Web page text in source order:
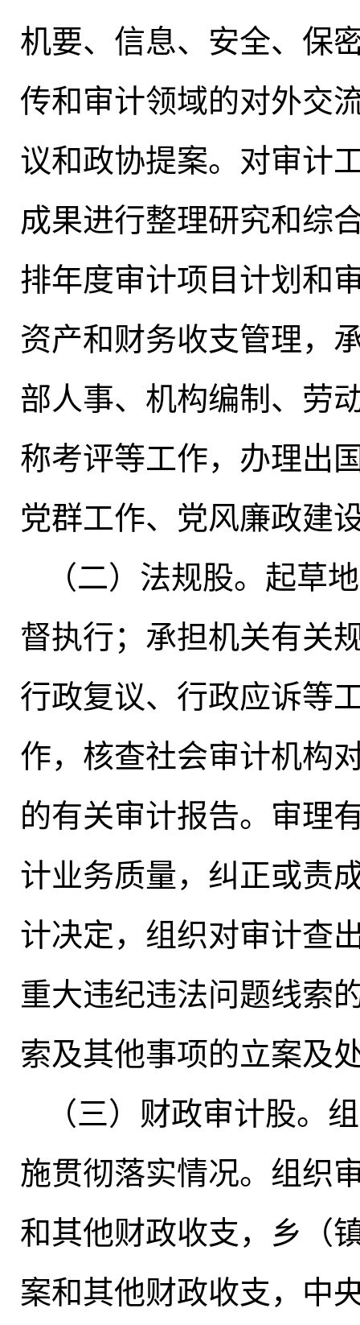
机要、信息、安全、保
传和审计领域的对外交
议和政协提案。对审计
成果进行整理研究和综
排年度审计项目计划和
资产和财务收支管理，
部人事、机构编制、劳
称考评等工作， 办理出
党群工作、党风廉政建
（二）法规股。 起草
督执行；承担机关有关
行政复议、行政应诉等
作， 核查社会审计机构
的有关审计报告。审理
计业务质量，纠正或责
计决定 ， 组织对审计查
重大违纪违法问题线索
索及其他事项的立案及
（三）财政审计股。
施贯彻落实情况。组织
和其他财政收支 ，
乡（
案和其他财政收支，中